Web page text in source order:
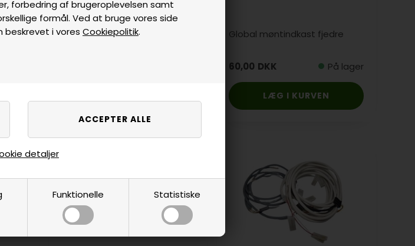
forbedring af brugeroplevelsen samt
formål. Ved at bruge vores side
beskrevet i vores Cookiepolitik.
Funktionelle Statistiske
detaljer
Global mønt kasse Global møntindkast fjedre
60,00 DKK På lager